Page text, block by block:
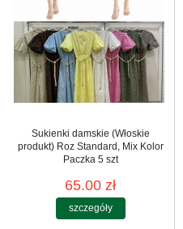
Sukienki damskie (Włoskie
produkt) Roz Standard, Mix Kolor
Paczka 5 szt
65.00 zł
szczegóły